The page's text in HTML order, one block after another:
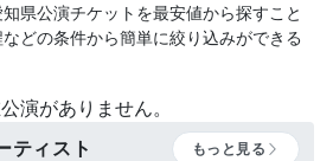
県公演チケットを最安値から探すこと
どの条件から簡単に絞り込みができる
演がありません。
ティスト もっと見る